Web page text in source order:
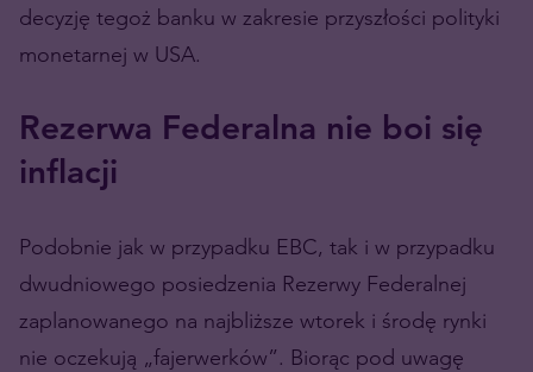
decyzję tegoż banku w zakresie przyszłości polityki
monetarnej w USA.
Rezerwa Federalna nie boi się
inflacji
Podobnie jak w przypadku EBC, tak i w przypadku
dwudniowego posiedzenia Rezerwy Federalnej
zaplanowanego na najbliższe wtorek i środę rynki
nie oczekują „fajerwerków”. Biorąc pod uwagę